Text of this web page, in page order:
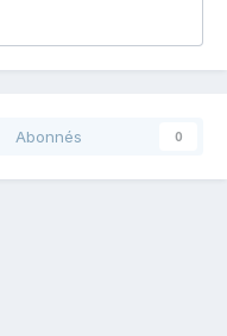
Abonnés 0